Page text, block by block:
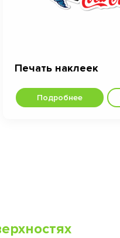
Печать наклеек
Подробнее